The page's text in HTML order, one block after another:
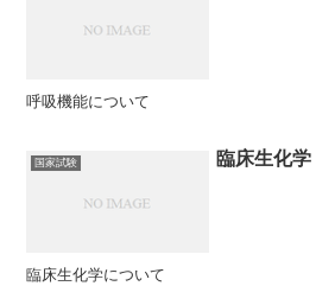
呼吸機能について
国家試験 臨床生化学
臨床生化学について